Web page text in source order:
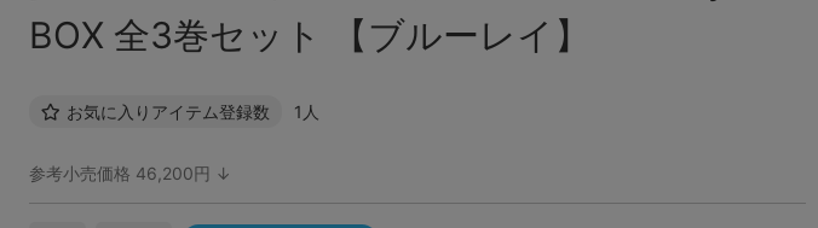
BOX 全3巻セット 【ブルーレイ】
お気に入りアイテム登録数 1人
参考小売価格 46,200円 ↓